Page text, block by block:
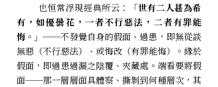
        也恒常浮現經典所云：「
世有二人甚為希
有，如優曇花，一者不行惡法，二者有罪能
悔。」──不發覺自身的假面、過患，即無從談
無惡（不行惡法）、或悔改（有罪能悔）。緣於
假面，即過患過漏之陰覆、夾藏處。端看要將假
面──那一層層面具體察、撕剝到何種層次，其